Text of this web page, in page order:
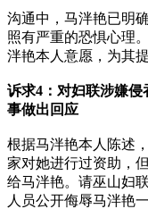
沟通中，马泮艳已明
照有严重的恐惧心理
泮艳本人意愿，为其
诉求4：对妇联涉嫌
事做出回应
根据马泮艳本人陈述
家对她进行过资助，
给马泮艳。请巫山妇
人员公开侮辱马泮艳